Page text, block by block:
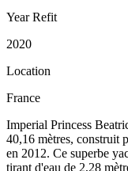
Year Refit
2020
Location
France
Imperial Princess
40,16 mètres, construit
en 2012. Ce superbe
tirant d'eau de 2,28